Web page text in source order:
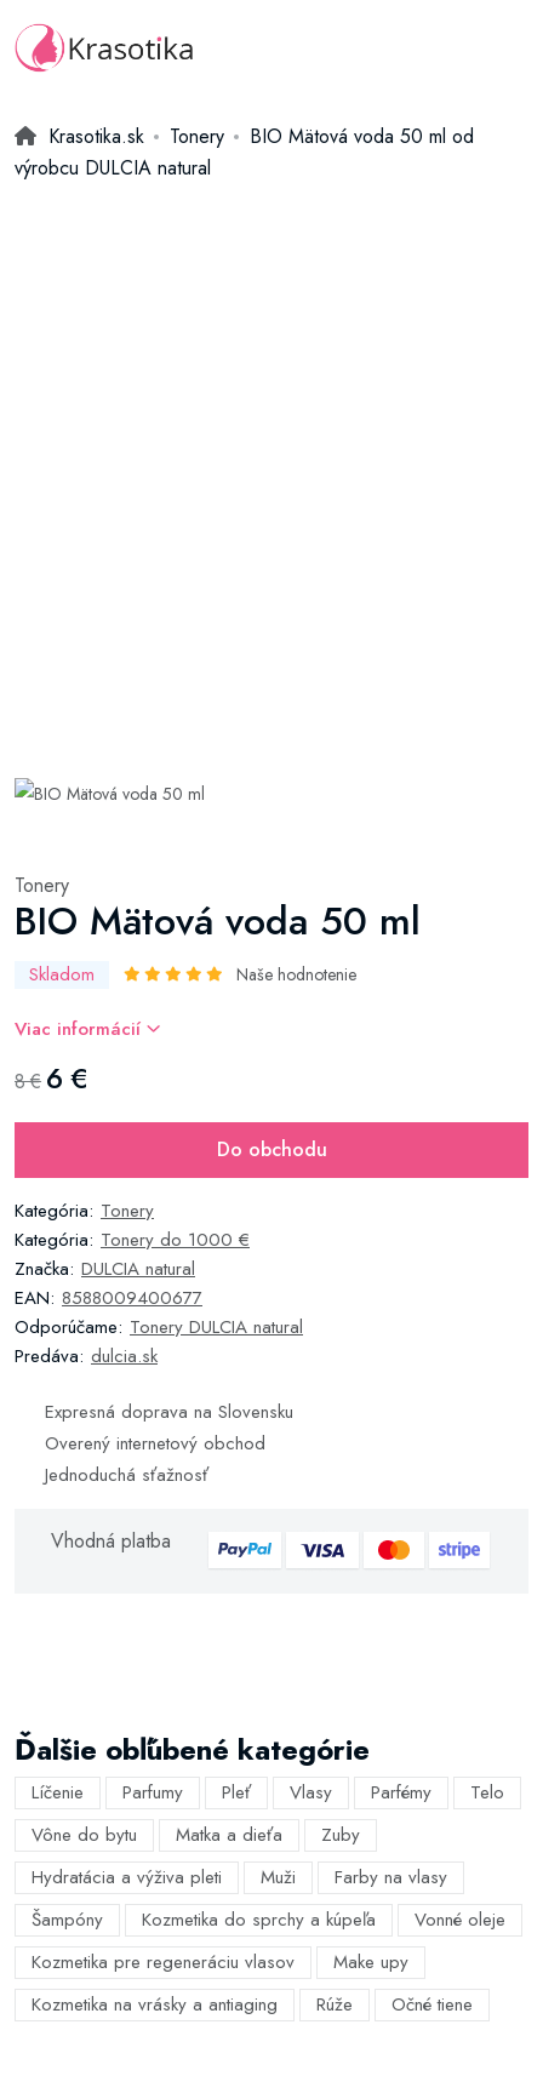
Krasotika.sk Tonery
BIO Mätová voda 50 ml od
výrobcu DULCIA natural
Tonery
BIO Mätová voda 50 ml
Skladom Naše hodnotenie
Viac informácií
8 € 6 €
Do obchodu
Kategória: Tonery
Kategória: Tonery do 1000 €
Značka: DULCIA natural
EAN: 8588009400677
Odporúčame: Tonery DULCIA natural
Predáva: dulcia.sk
Expresná doprava na Slovensku
Overený internetový obchod
Jednoduchá sťažnosť
Vhodná platba
Ďalšie obľúbené kategórie
Líčenie Parfumy Pleť Vlasy Parfémy
Telo
Vône do bytu
Matka a dieťa
Zuby
Hydratácia a výživa pleti
Muži
Farby na vlasy
Šampóny
Kozmetika do sprchy a kúpeľa
Vonné oleje
Kozmetika pre regeneráciu vlasov
Make upy
Kozmetika na vrásky a antiaging
Rúže Očné tiene